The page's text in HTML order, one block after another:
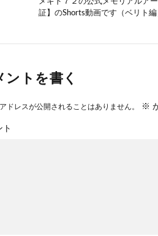
メギド７２の公式メモリアルア
証】のShorts動画です（ベリト編
ントを書く
ドレスが公開されることはありません。 ※
ト